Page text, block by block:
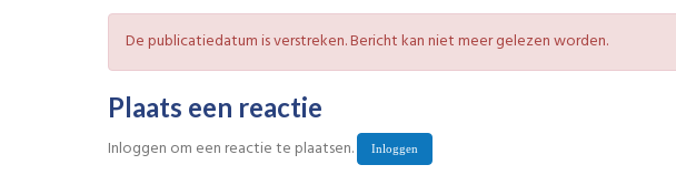
De publicatiedatum is verstreken. Bericht kan niet meer gelezen worden.
Plaats een reactie
Inloggen om een reactie te plaatsen. Inloggen